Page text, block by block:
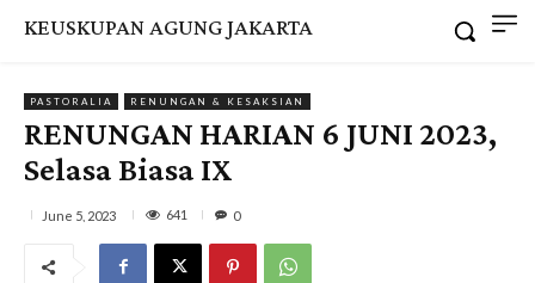
KEUSKUPAN AGUNG JAKARTA
PASTORALIA RENUNGAN & KESAKSIAN
RENUNGAN HARIAN 6 JUNI 2023,
Selasa Biasa IX
June 5, 2023 641 0